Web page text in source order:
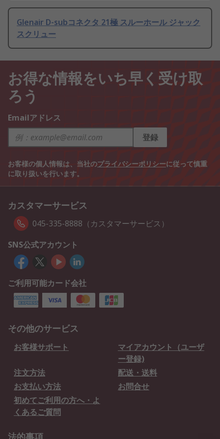
Glenair D-subコネクタ 21極 スルーホール ジャック
スクリュー
お得な情報をいち早く受け取
ろう
Emailアドレス
登録
お客様の個人情報は、当社のプライバシーポリシーに従って慎重
に取り扱いを行います。
カスタマーサービス
045-335-8888（カスタマーサービス）
SNS公式アカウント
ご利用可能カード会社
その他のサービス
お客様サポート
マイアカウント（ユーザ
ー登録)
注文方法
配送・送料
お支払い方法
お問合せ
初めてご利用の方へ・よ
くあるご質問